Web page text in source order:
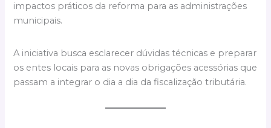
impactos práticos da reforma para as administrações
municipais.
A iniciativa busca esclarecer dúvidas técnicas e preparar
os entes locais para as novas obrigações acessórias que
passam a integrar o dia a dia da fiscalização tributária.